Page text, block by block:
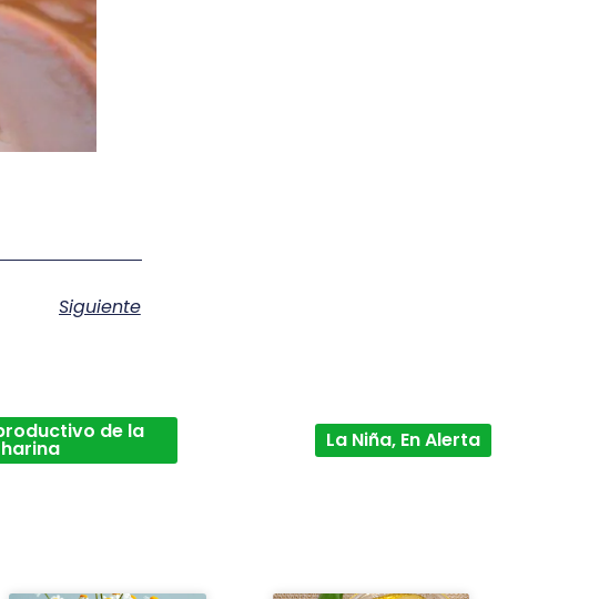
Siguiente
de la
harina La Niña, En Alerta